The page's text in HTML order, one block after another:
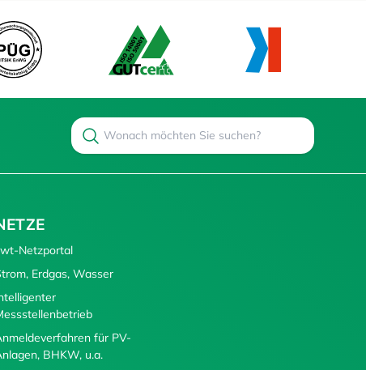
Search
Netzportal
Erdgas, Wasser
für PV-
BHKW, u.a.